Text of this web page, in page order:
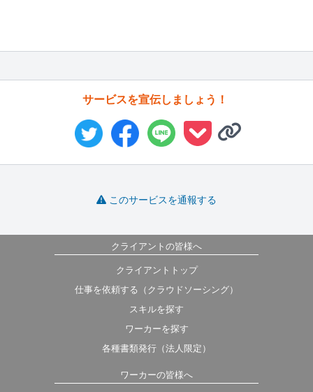
サービスを宣伝しましょう！
このサービスを通報する
クライアントの皆様へ
クライアントトップ
仕事を依頼する（クラウドソーシング）
スキルを探す
ワーカーを探す
各種書類発行（法人限定）
ワーカーの皆様へ